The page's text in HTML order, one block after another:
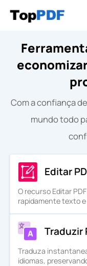
Editar PDF
Mesclar PDF
Comprimir PDF
Converter de
PDF para WORD
Converter para
Com a confiança
mundo todo
Editar
O recurso Editar
rapidamente texto
Traduzir
Traduza
idiomas,